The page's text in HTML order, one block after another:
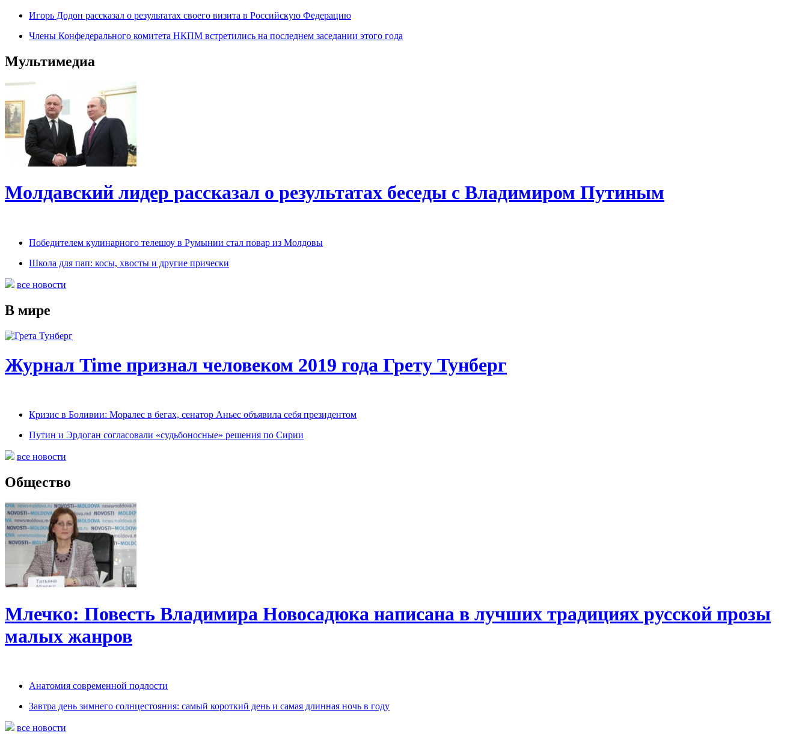
Игорь Додон рассказал о результатах своего визита в Российскую Федерацию
Члены Конфедерального комитета НКПМ встретились на последнем заседании этого года
Мультимедиа
Молдавский лидер рассказал о результатах беседы с Владимиром Путиным
Победителем кулинарного телешоу в Румынии стал повар из Молдовы
Школа для пап: косы, хвосты и другие прически
все новости
В мире
Журнал Time признал человеком 2019 года Грету Тунберг
Кризис в Боливии: Моралес в бегах, сенатор Аньес объявила себя президентом
Путин и Эрдоган согласовали «судьбоносные» решения по Сирии
все новости
Общество
Млечко: Повесть Владимира Новосадюка написана в лучших традициях русской прозы
малых жанров
Анатомия современной подлости
Завтра день зимнего солнцестояния: самый короткий день и самая длинная ночь в году
все новости